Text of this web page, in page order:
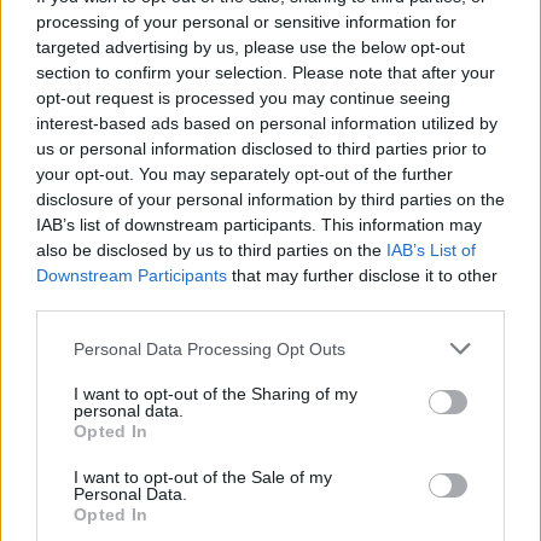
processing of your personal or sensitive information for
targeted advertising by us, please use the below opt-out
section to confirm your selection. Please note that after your
opt-out request is processed you may continue seeing
interest-based ads based on personal information utilized by
us or personal information disclosed to third parties prior to
your opt-out. You may separately opt-out of the further
disclosure of your personal information by third parties on the
IAB’s list of downstream participants. This information may
also be disclosed by us to third parties on the IAB’s List of
Downstream Participants that may further disclose it to other
Please note that this website/app uses one or more Google
not limited to your visit or usage behaviour. You may click to
grant or deny consent to Google and its third-party tags to
use your data for below specified purposes in below Google
consent section.
Personal Data Processing Opt Outs
I want to opt-out of the Sharing of my
personal data.
Opted In
I want to opt-out of the Sale of my
Personal Data.
Opted In
1 hozzászólás
PIKNIK ITALOK: ÍZEK ÉS ÉLMÉNYEK A
SZABADBAN
Ahogy tavaszodik és a nap egyre tovább marad